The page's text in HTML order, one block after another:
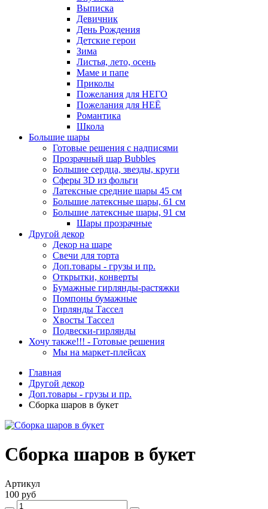
Выписка
Девичник
День Рождения
Детские герои
Зима
Листья, лето, осень
Маме и папе
Приколы
Пожелания для НЕГО
Пожелания для НЕЁ
Романтика
Школа
Большие шары
Готовые решения с надписями
Прозрачный шар Bubbles
Большие сердца, звезды, круги
Сферы 3D из фольги
Латексные средние шары 45 см
Большие латексные шары, 61 см
Большие латексные шары, 91 см
Шары прозрачные
Другой декор
Декор на шаре
Свечи для торта
Доп.товары - грузы и пр.
Открытки, конверты
Бумажные гирлянды-растяжки
Помпоны бумажные
Гирлянды Тассел
Хвосты Тассел
Подвески-гирлянды
Хочу также!!! - Готовые решения
Мы на маркет-плейсах
Главная
Другой декор
Доп.товары - грузы и пр.
Сборка шаров в букет
Сборка шаров в букет
Артикул
100 руб